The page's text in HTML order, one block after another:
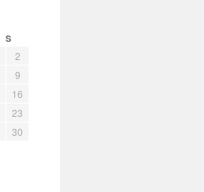
S
2
9
16
23
30